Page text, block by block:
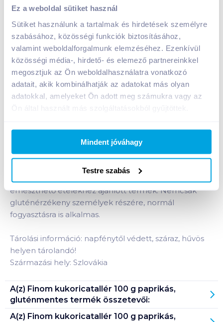
Ez a weboldal sütiket használ
Sütiket használunk a tartalmak és hirdetések személyre
szabásához, közösségi funkciók biztosításához,
valamint weboldalforgalmunk elemzéséhez. Ezenkívül
közösségi média-, hirdető- és elemező partnereinkkel
megosztjuk az Ön weboldalhasználatra vonatkozó
adatait, akik kombinálhatják az adatokat más olyan
adatokkal, amelyeket Ön adott meg számukra vagy az
Ön által használt más szolgáltatásokból gyűjtöttek.
Mindent jóváhagy
Testre szabás
Finom kukoricatallér 100 g paprikás, gluténmentes
A termék jelenleg nem elérhető
Bevásárlólistához adom Értesíts, ha olcsóbb!
Termékleírás a(z)Finom kukoricatallér 100 g
paprikás, gluténmentestermékhez:
Finom kukoricatallér paprikás. Tradícionális családi
recept szerint gyártott, minőségi kukoricadarából és
vízből, szárazon sütve. Diétás és könnyen
emészthető ételekhez ajánlott termék. Nemcsak
gluténérzékeny személyek részére, normál
fogyasztásra is alkalmas.
Tárolási információ: napfénytől védett, száraz, hűvös
helyen tárolandó!
Származási hely: Szlovákia
A(z) Finom kukoricatallér 100 g paprikás,
gluténmentes termék összetevői:
A(z) Finom kukoricatallér 100 g paprikás,